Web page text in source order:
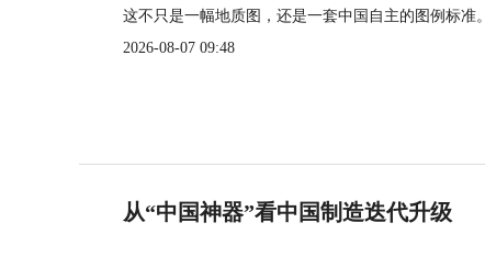
这不只是一幅地质图，还是一套中国自主的图例标准。
2026-08-07 09:48
从“中国神器”看中国制造迭代升级